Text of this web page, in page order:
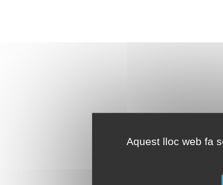
Aquest lloc web fa